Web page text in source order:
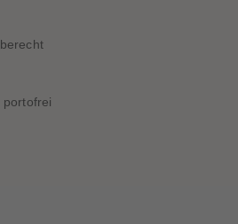
portofrei